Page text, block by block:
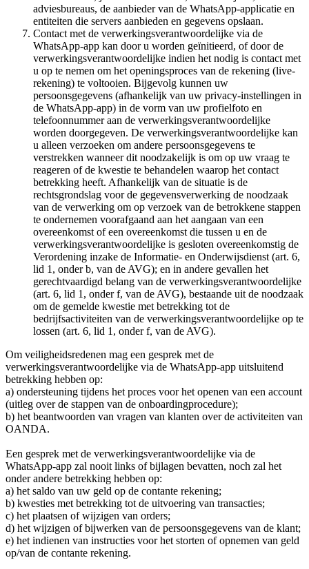
adviesbureaus, de aanbieder van de WhatsApp-applicatie en
entiteiten die servers aanbieden en gegevens opslaan.
Contact met de verwerkingsverantwoordelijke via de
WhatsApp-app kan door u worden geïnitieerd, of door de
verwerkingsverantwoordelijke indien het nodig is contact met
u op te nemen om het openingsproces van de rekening (live-
rekening) te voltooien. Bijgevolg kunnen uw
persoonsgegevens (afhankelijk van uw privacy-instellingen in
de WhatsApp-app) in de vorm van uw profielfoto en
telefoonnummer aan de verwerkingsverantwoordelijke
worden doorgegeven. De verwerkingsverantwoordelijke kan
u alleen verzoeken om andere persoonsgegevens te
verstrekken wanneer dit noodzakelijk is om op uw vraag te
reageren of de kwestie te behandelen waarop het contact
betrekking heeft. Afhankelijk van de situatie is de
rechtsgrondslag voor de gegevensverwerking de noodzaak
van de verwerking om op verzoek van de betrokkene stappen
te ondernemen voorafgaand aan het aangaan van een
overeenkomst of een overeenkomst die tussen u en de
verwerkingsverantwoordelijke is gesloten overeenkomstig de
Verordening inzake de Informatie- en Onderwijsdienst (art. 6,
lid 1, onder b, van de AVG); en in andere gevallen het
gerechtvaardigd belang van de verwerkingsverantwoordelijke
(art. 6, lid 1, onder f, van de AVG), bestaande uit de noodzaak
om de gemelde kwestie met betrekking tot de
bedrijfsactiviteiten van de verwerkingsverantwoordelijke op te
lossen (art. 6, lid 1, onder f, van de AVG).
Om veiligheidsredenen mag een gesprek met de
verwerkingsverantwoordelijke via de WhatsApp-app uitsluitend
betrekking hebben op:
a) ondersteuning tijdens het proces voor het openen van een account
(uitleg over de stappen van de onboardingprocedure);
b) het beantwoorden van vragen van klanten over de activiteiten van
OANDA.
Een gesprek met de verwerkingsverantwoordelijke via de
WhatsApp-app zal nooit links of bijlagen bevatten, noch zal het
onder andere betrekking hebben op:
a) het saldo van uw geld op de contante rekening;
b) kwesties met betrekking tot de uitvoering van transacties;
c) het plaatsen of wijzigen van orders;
d) het wijzigen of bijwerken van de persoonsgegevens van de klant;
e) het indienen van instructies voor het storten of opnemen van geld
op/van de contante rekening.